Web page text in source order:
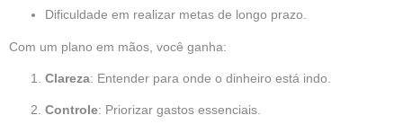
Dificuldade em realizar metas de longo prazo.
Com um plano em mãos, você ganha:
Clareza: Entender para onde o dinheiro está indo.
Controle: Priorizar gastos essenciais.